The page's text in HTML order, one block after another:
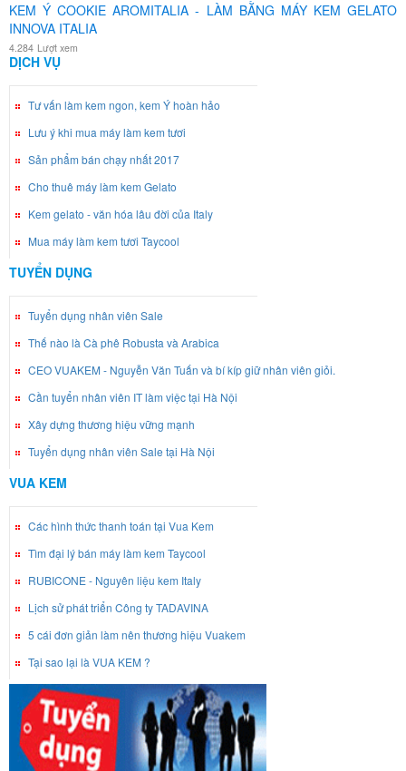
KEM Ý COOKIE AROMITALIA - LÀM BẰNG MÁY KEM GELATO
INNOVA ITALIA
4.284 Lượt xem
DỊCH VỤ
Tư vấn làm kem ngon, kem Ý hoàn hảo
Lưu ý khi mua máy làm kem tươi
Sản phẩm bán chạy nhất 2017
Cho thuê máy làm kem Gelato
Kem gelato - văn hóa lâu đời của Italy
Mua máy làm kem tươi Taycool
TUYỂN DỤNG
Tuyển dụng nhân viên Sale
Thế nào là Cà phê Robusta và Arabica
CEO VUAKEM - Nguyễn Văn Tuấn và bí kíp giữ nhân viên giỏi.
Cần tuyển nhân viên IT làm việc tại Hà Nội
Xây dựng thương hiệu vững mạnh
Tuyển dụng nhân viên Sale tại Hà Nội
VUA KEM
Các hình thức thanh toán tại Vua Kem
Tìm đại lý bán máy làm kem Taycool
RUBICONE - Nguyên liệu kem Italy
Lịch sử phát triển Công ty TADAVINA
5 cái đơn giản làm nên thương hiệu Vuakem
Tại sao lại là VUA KEM ?